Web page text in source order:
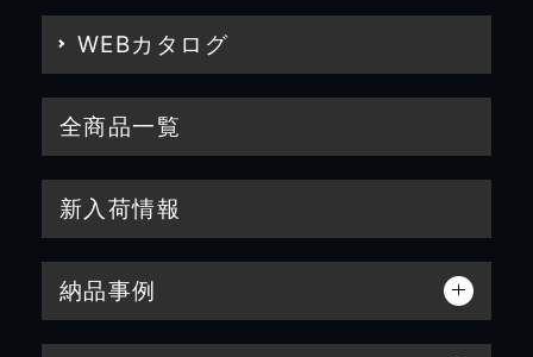
WEBカタログ
全商品一覧
新入荷情報
納品事例